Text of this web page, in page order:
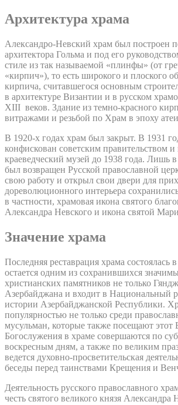
Архитектура храма
Александро-Невский храм был построен
архитектора Гольма и под его
стиле из так называемой «плинфы» (от
«кирпич»), то есть широкого и плоского
кирпича, считавшегося основным
в архитектуре Византии и в русском
XIII веков. Здание из темно-красного
витражами и резьбой по Храм в эпоху
В 1920-х годах храм был закрыт. В 1931
конфискован советским правительством и
краеведческий музей до 1938 года. Лишь
был возвращен Русской православной
свою работу и открыл свои двери для
дореволюционного интерьера
в частности, храмовая икона святого
Александра Невского и икона святой
Значение храма
Последняя реставрация храма состоялась
остается одним из сохранившихся
христианских памятников не только
Азербайджана и входит в Национальный
истории Азербайджанской Республики.
популярностью не только среди
мусульман, которые также посещают
Богослужения в храме совершаются по
воскресным дням, а также по великим
ведется духовно-просветительская
беседы перед таинствами Крещения и
Деятельность русского православного
честь святого великого князя Александра